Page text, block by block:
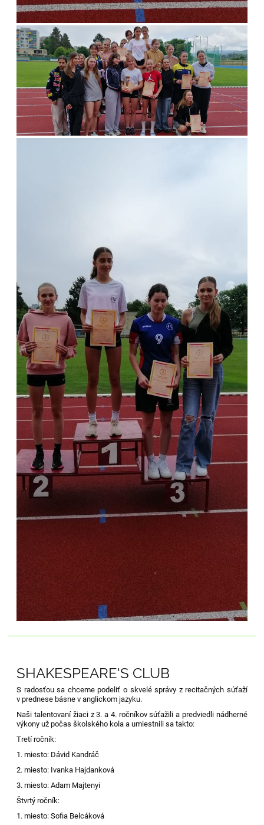
SHAKESPEARE'S CLUB
S radosťou sa chceme podeliť o skvelé správy z recitačných súťaží
v prednese básne v anglickom jazyku.
Naši talentovaní žiaci z 3. a 4. ročníkov súťažili a predviedli nádherné
výkony už počas školského kola a umiestnili sa takto:
Tretí ročník:
1. miesto: Dávid Kandráč
2. miesto: Ivanka Hajdanková
3. miesto: Adam Majtenyi
Štvrtý ročník:
1. miesto: Sofia Belcáková